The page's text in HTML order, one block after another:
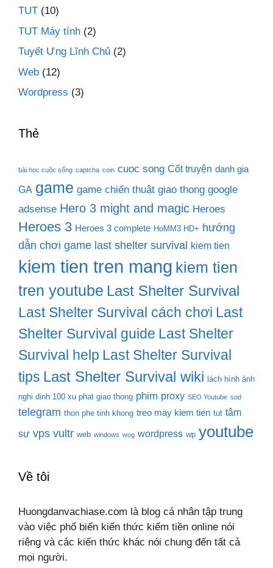
TUT (10)
TUT Máy tính (2)
Tuyết Ưng Lĩnh Chủ (2)
Web (12)
Wordpress (3)
Thẻ
bài học cuộc sống captcha coin cuoc song Cốt truyện danh gia
GA game game chiến thuật giao thong google
adsense Hero 3 might and magic Heroes
Heroes 3 Heroes 3 complete HoMM3 HD+ hướng
dẫn chơi game last shelter survival kiem tien
kiem tien tren mang kiem tien
tren youtube Last Shelter Survival
Last Shelter Survival cách chơi Last
Shelter Survival guide Last Shelter
Survival help Last Shelter Survival
tips Last Shelter Survival wiki lách hình ảnh
nghi dinh 100 xu phat giao thong phim proxy SEO Youtube sod
telegram thon phe tinh khong treo may kiem tien tut tâm
sự vps vultr web windows wog wordpress wp youtube
Về tôi
Huongdanvachiase.com là blog cá nhân tập trung
vào việc phổ biến kiến thức kiếm tiền online nói
riêng và các kiến thức khác nói chung đến tất cả
mọi người.